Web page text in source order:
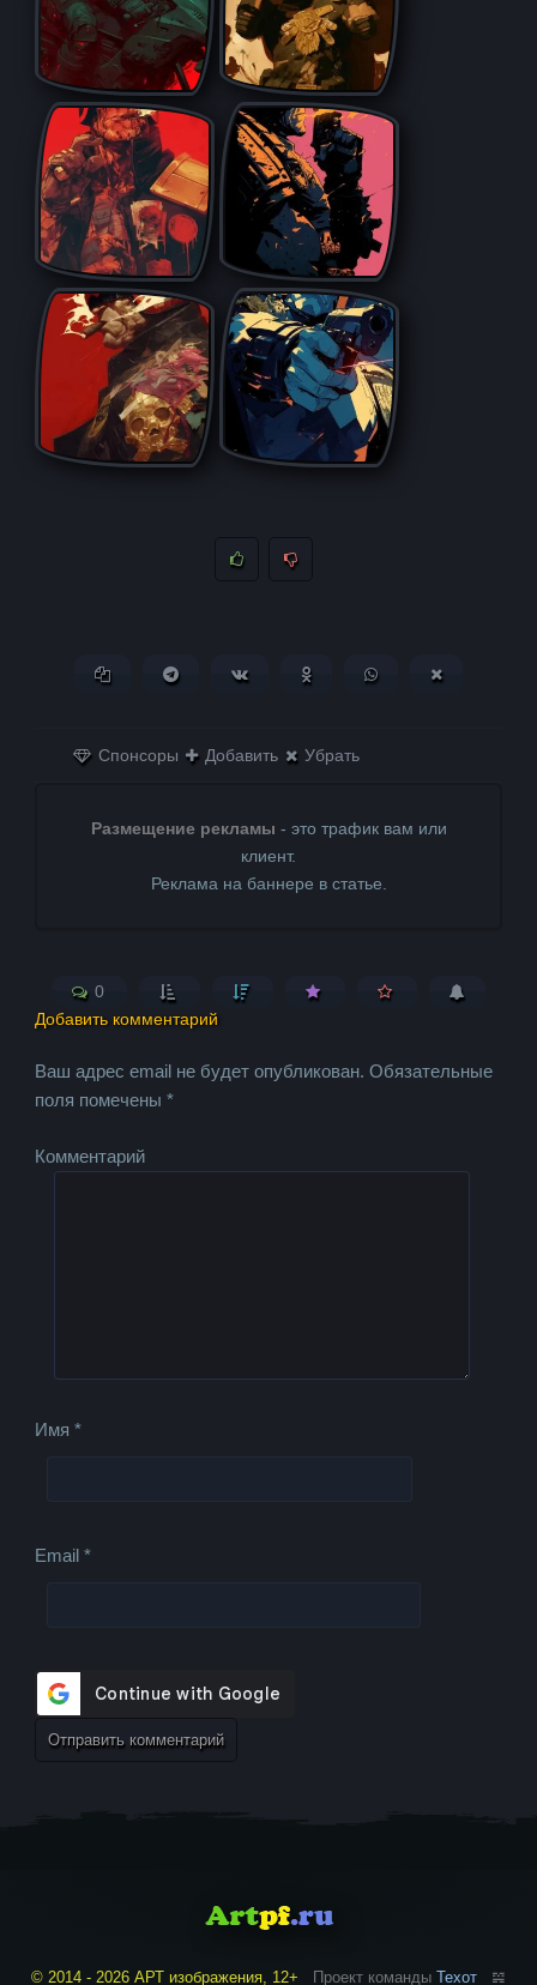
Копировать ссылкуПоделиться в Telegram
Поделиться ВКонтактеПоделиться в
Поделиться в
Спонсоры Добавить Убрать
Размещение рекламы - это трафик вам или
клиент.
Реклама на баннере в статье.
0
Добавить комментарий
Ваш адрес email не будет опубликован. Обязательные
поля помечены*
Комментарий
Имя*
Email*
© 2014 - 2026 АРТ изображения, 12+ Проект команды Техот 𝌴